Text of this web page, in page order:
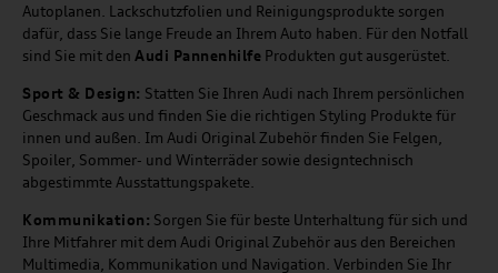
Autoplanen. Lackschutzfolien und Reinigungsprodukte sorgen
dafür, dass Sie lange Freude an Ihrem Auto haben. Für den Notfall
sind Sie mit den Audi Pannenhilfe Produkten gut ausgerüstet.
Sport & Design: Statten Sie Ihren Audi nach Ihrem persönlichen
Geschmack aus und finden Sie die richtigen Styling Produkte für
innen und außen. Im Audi Original Zubehör finden Sie Felgen,
Spoiler, Sommer- und Winterräder sowie designtechnisch
abgestimmte Ausstattungspakete.
Kommunikation: Sorgen Sie für beste Unterhaltung für sich und
Ihre Mitfahrer mit dem Audi Original Zubehör aus den Bereichen
Multimedia, Kommunikation und Navigation. Verbinden Sie Ihr